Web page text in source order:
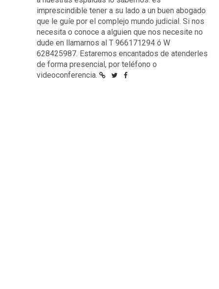
imprescindible tener a su lado a un buen abogado
que le guíe por el complejo mundo judicial. Si nos
necesita o conoce a alguien que nos necesite no
dude en llamarnos al T 966171294 ó W
628425987. Estaremos encantados de atenderles
de forma presencial, por teléfono o
videoconferencia.